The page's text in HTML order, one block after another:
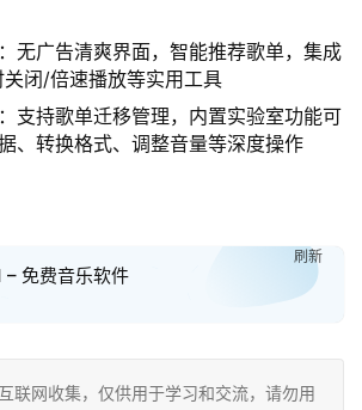
：无广告清爽界面，智能推荐歌单，集成
闭/倍速播放等实用工具
：支持歌单迁移管理，内置实验室功能可
、转换格式、调整音量等深度操作
– 免费音乐软件
刷新
联网收集，仅供用于学习和交流，请勿用